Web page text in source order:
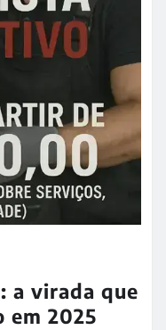
a virada que
em 2025